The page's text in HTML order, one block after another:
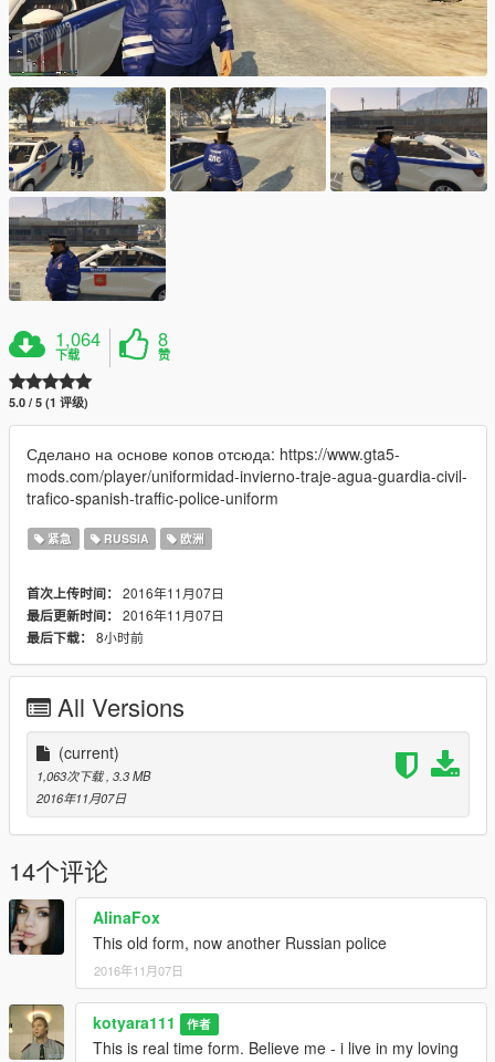
1,064
下载
8
赞
5.0 / 5 (1 评级)
Сделано на основе копов отсюда: https://www.gta5-
mods.com/player/uniformidad-invierno-traje-agua-guardia-civil-
trafico-spanish-traffic-police-uniform
紧急 RUSSIA 欧洲
首次上传时间： 2016年11月07日
最后更新时间： 2016年11月07日
最后下载： 8小时前
All Versions
(current)
1,063次下载 , 3.3 MB
2016年11月07日
14个评论
AlinaFox
This old form, now another Russian police
2016年11月07日
kotyara111 作者
This is real time form. Believe me - i live in my loving